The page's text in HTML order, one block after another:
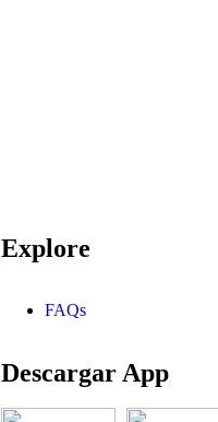
Explore
FAQs
Descargar App